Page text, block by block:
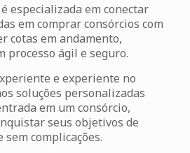
especializada em conectar
em comprar consórcios com
cotas em andamento,
processo ágil e seguro.
e experiente no
soluções personalizadas
em um consórcio,
seus objetivos de
complicações.